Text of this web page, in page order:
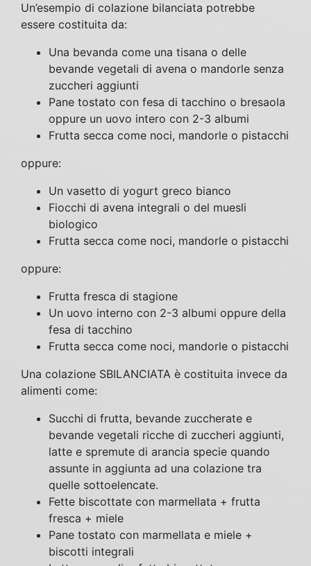
Un’esempio di colazione bilanciata potrebbe
essere costituita da:
Una bevanda come una tisana o delle
bevande vegetali di avena o mandorle senza
zuccheri aggiunti
Pane tostato con fesa di tacchino o bresaola
oppure un uovo intero con 2-3 albumi
Frutta secca come noci, mandorle o pistacchi
oppure:
Un vasetto di yogurt greco bianco
Fiocchi di avena integrali o del muesli
biologico
Frutta secca come noci, mandorle o pistacchi
oppure:
Frutta fresca di stagione
Un uovo interno con 2-3 albumi oppure della
fesa di tacchino
Frutta secca come noci, mandorle o pistacchi
Una colazione SBILANCIATA è costituita invece da
alimenti come:
Succhi di frutta, bevande zuccherate e
bevande vegetali ricche di zuccheri aggiunti,
latte e spremute di arancia specie quando
assunte in aggiunta ad una colazione tra
quelle sottoelencate.
Fette biscottate con marmellata + frutta
fresca + miele
Pane tostato con marmellata e miele +
biscotti integrali